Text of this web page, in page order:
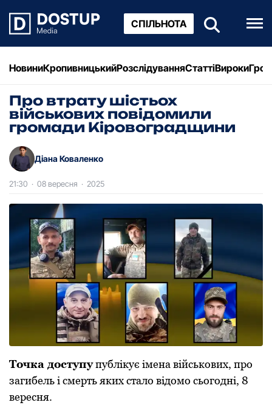
СПІЛЬНОТА
НовиниКропивницькийРозслідуванняСтаттіВироки
Про втрату шістьох
військових повідомили
громади Кіровоградщини
Діана Коваленко
21:30 · 08 вересня · 2025
Точка доступупублікує імена військових, про
загибель і смерть яких стало відомо сьогодні, 8
вересня.